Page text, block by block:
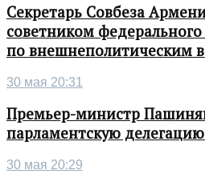
Секретарь Совбеза
советником
по внешнеполитическим
30 мая 20:31
Премьер-министр
парламентскую
30 мая 20:29